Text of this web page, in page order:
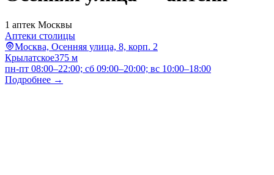
1 аптек Москвы
Аптеки столицы
Москва, Осенняя улица, 8, корп. 2
Крылатское375 м
пн-пт 08:00–22:00; сб 09:00–20:00; вс 10:00–18:00
Подробнее →